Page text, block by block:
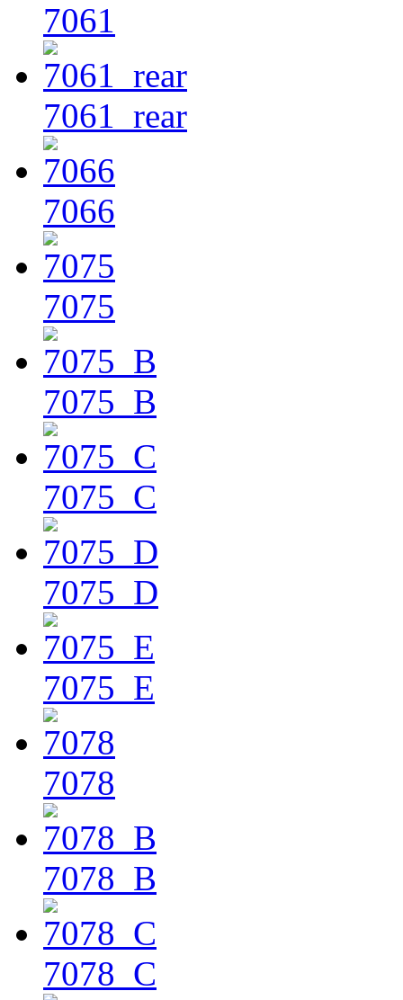
7061
7061_rear
7066
7075
7075_B
7075_C
7075_D
7075_E
7078
7078_B
7078_C